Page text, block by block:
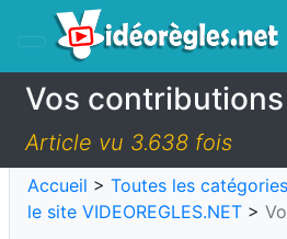
Vos
Article vu 3.638 fois
Accueil > Toutes les
le site VIDEOREGLES.NET >